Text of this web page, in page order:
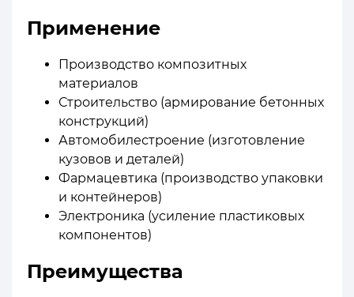
Применение
Производство композитных
материалов
Строительство (армирование бетонных
конструкций)
Автомобилестроение (изготовление
кузовов и деталей)
Фармацевтика (производство упаковки
и контейнеров)
Электроника (усиление пластиковых
компонентов)
Преимущества